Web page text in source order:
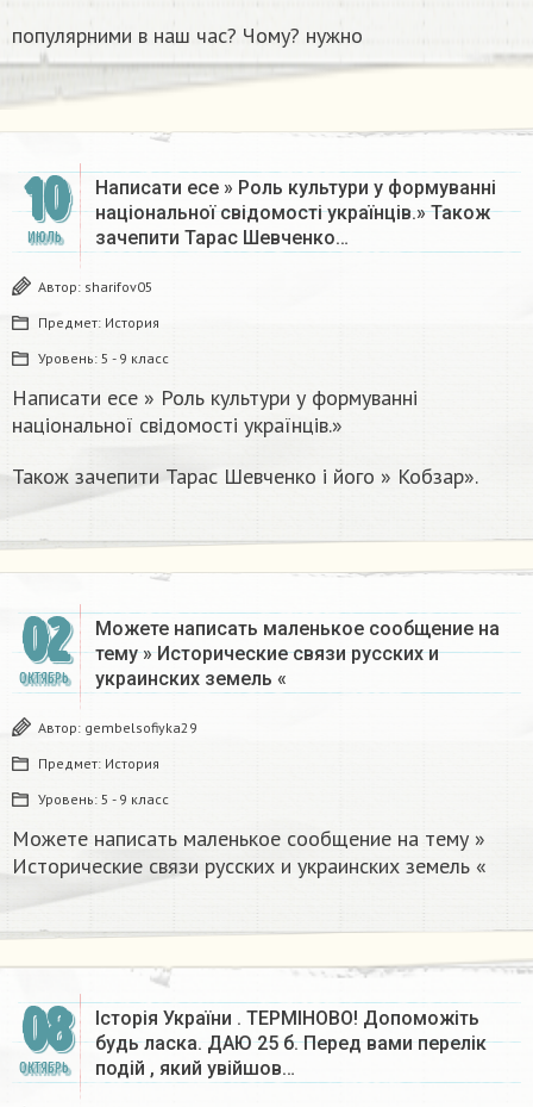
популярними в наш час? Чому? нужно
10
ИЮЛЬ
Написати есе » Роль культури у формуванні
національної свідомості українців.» Також
зачепити Тарас Шевченко…
Автор: sharifov05
Предмет: История
Уровень: 5 - 9 класс
Написати есе » Роль культури у формуванні
національної свідомості українців.»
Також зачепити Тарас Шевченко і його » Кобзар».
02
ОКТЯБРЬ
Можете написать маленькое сообщение на
тему » Исторические связи русских и
украинских земель «
Автор: gembelsofiyka29
Предмет: История
Уровень: 5 - 9 класс
Можете написать маленькое сообщение на тему »
Исторические связи русских и украинских земель «
08
ОКТЯБРЬ
Історія України . ТЕРМІНОВО! Допоможіть
будь ласка. ДАЮ 25 б. Перед вами перелік
подій , який увійшов…